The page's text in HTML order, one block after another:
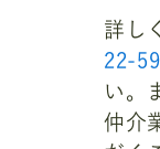
詳し
22-
い。
仲介